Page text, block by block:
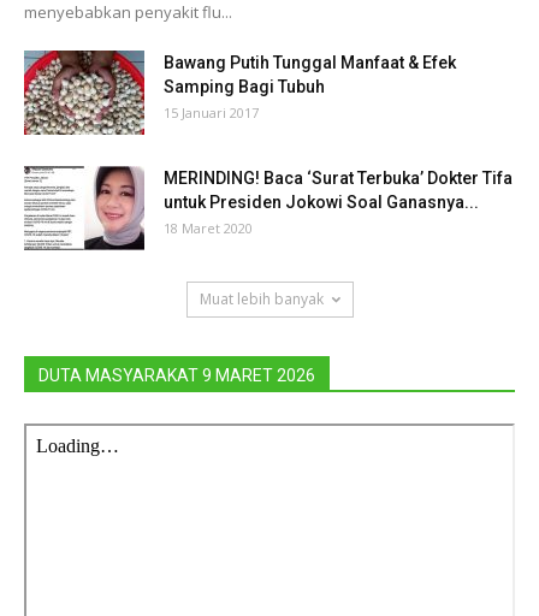
menyebabkan penyakit flu...
Bawang Putih Tunggal Manfaat & Efek
Samping Bagi Tubuh
15 Januari 2017
MERINDING! Baca ‘Surat Terbuka’ Dokter Tifa
untuk Presiden Jokowi Soal Ganasnya...
18 Maret 2020
Muat lebih banyak
DUTA MASYARAKAT 9 MARET 2026